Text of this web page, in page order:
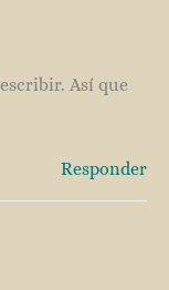
Así que
Responder